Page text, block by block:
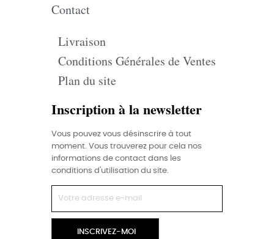
Contact
Livraison
Conditions Générales de Ventes
Plan du site
Inscription à la newsletter
Vous pouvez vous désinscrire à tout
moment. Vous trouverez pour cela nos
informations de contact dans les
conditions d'utilisation du site.
INSCRIVEZ-MOI